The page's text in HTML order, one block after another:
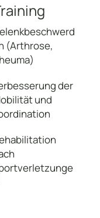
(Arthrose,
der
und